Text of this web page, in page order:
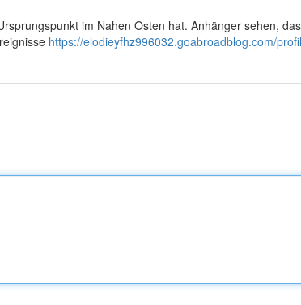
im Nahen Osten hat. Anhänger sehen,
https://elodieyfhz996032.goabroadblog.com/